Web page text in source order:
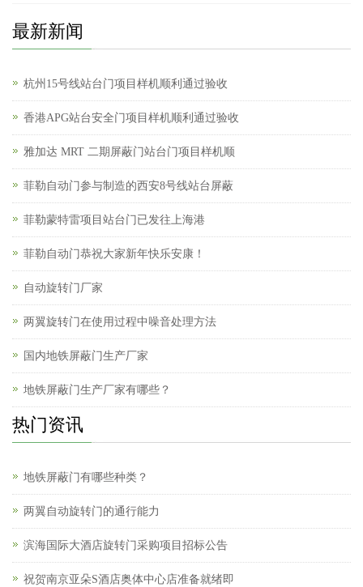
最新新闻
杭州15号线站台门项目样机顺利通过验收
香港APG站台安全门项目样机顺利通过验收
雅加达 MRT 二期屏蔽门站台门项目样机顺
菲勒自动门参与制造的西安8号线站台屏蔽
菲勒蒙特雷项目站台门已发往上海港
菲勒自动门恭祝大家新年快乐安康！
自动旋转门厂家
两翼旋转门在使用过程中噪音处理方法
国内地铁屏蔽门生产厂家
地铁屏蔽门生产厂家有哪些？
热门资讯
地铁屏蔽门有哪些种类？
两翼自动旋转门的通行能力
滨海国际大酒店旋转门采购项目招标公告
祝贺南京亚朵S酒店奥体中心店准备就绪即